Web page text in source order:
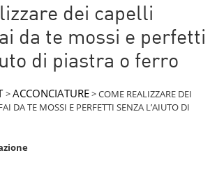
dei capelli
da te mossi e perfetti
di piastra o ferro
>ACCONCIATURE>COME REALIZZARE DEI
DA TE MOSSI E PERFETTI SENZA L’AIUTO DI